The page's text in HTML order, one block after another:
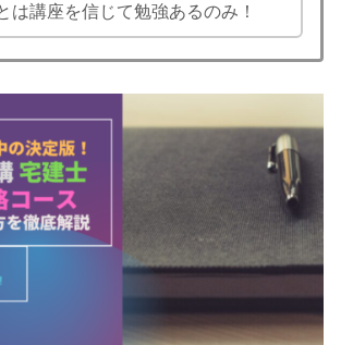
は講座を信じて勉強あるのみ！